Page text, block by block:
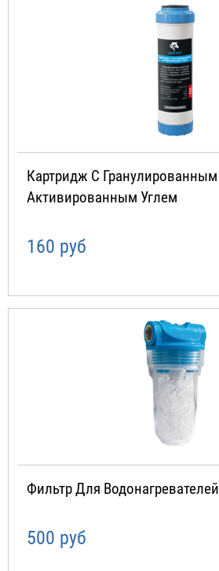
Картридж С Гранулированным
Активированным Углем
160 руб
Фильтр Для Водонагревателей
500 руб